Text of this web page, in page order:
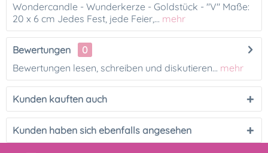
Wondercandle - Wunderkerze - Goldstück - "V" Maße:
20 x 6 cm Jedes Fest, jede Feier,... mehr
Bewertungen
0
Bewertungen lesen, schreiben und diskutieren... mehr
Kunden kauften auch
Kunden haben sich ebenfalls angesehen